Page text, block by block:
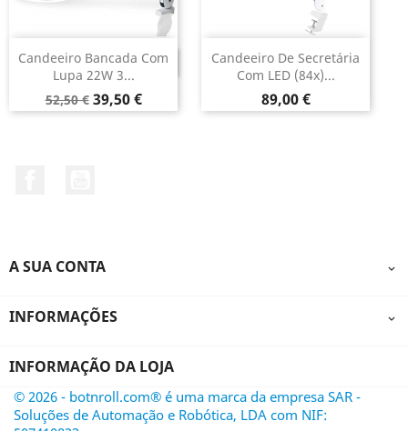
Candeeiro Bancada Com
Lupa 22W 3...
Preço
normal
52,50 € Preço
39,50 €
DESCONTINUADO
Candeeiro De Secretária
Com LED (84x)...
Preço
89,00 €
A SUA CONTA 
INFORMAÇÕES 
INFORMAÇÃO DA LOJA
© 2026 - botnroll.com® é uma marca da empresa SAR -
Soluções de Automação e Robótica, LDA com NIF: